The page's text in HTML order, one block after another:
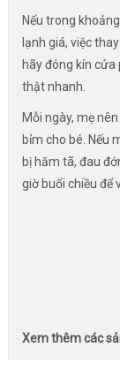
Nếu trong
lạnh giá, việc
hãy đóng kín
thật nhanh.
Mỗi ngày, mẹ
bỉm cho bé. Nếu
bị hăm tã, đau
giờ buổi chiều để
Xem thêm các